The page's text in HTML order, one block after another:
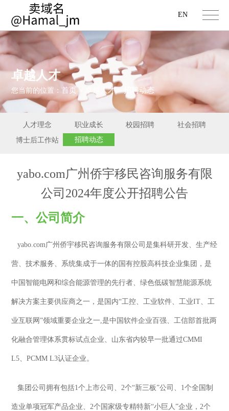
EN
卓越人才
您当前的位置：首页 > 卓越人才 >招聘动态
人才理念 职业成长 校园招聘
社会招聘
博士后工作站
招聘动态
yabo.com广州侨宇移民咨询服务有限
公司2024年度公开招聘公告
一、公司简介
yabo.com广州侨宇移民咨询服务有限公司是集科研开发、生产经
营、技术服务、系统集成于一体的国有控股高科技企业集团，是
中国智能电网和综合能源管理的先行者、绿色低碳智慧能源系统
解决方案主要供应商之一，是国内“工控、工业软件、工业IT、工
业互联网”领域重要企业之一,是中国软件企业百强、工信部首批两
化融合管理体系贯标试点企业、山东省内较早一批通过CMMI
L5、PCMM L3认证企业。
集团公司拥有包括1个上市公司、2个“新三板”公司、1个全国制
造业单项冠军产品企业、2个国家级专精特新“小巨人”企业，2个